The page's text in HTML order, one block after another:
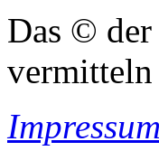
Das ©
Impressum